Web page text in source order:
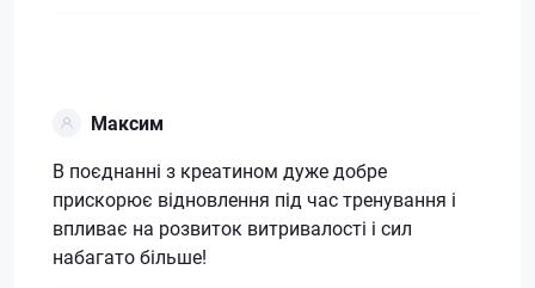
Максим
В поєднанні з креатином дуже добре
прискорює відновлення під час тренування і
впливає на розвиток витривалості і сил
набагато більше!